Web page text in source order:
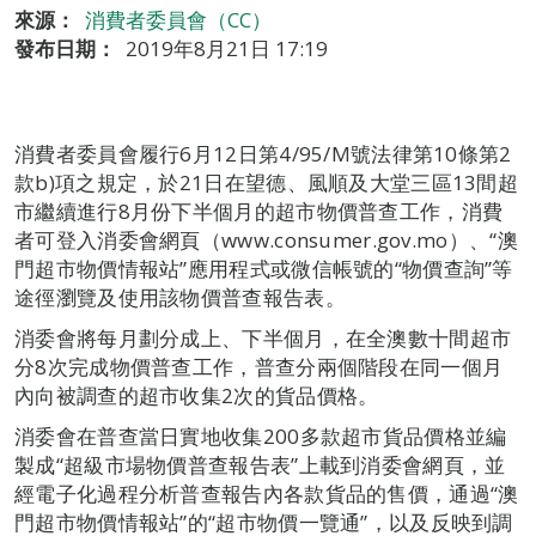
來源：
消費者委員會（CC）
發布日期：
2019年8月21日 17:19
消費者委員會履行6月12日第4/95/M號法律第10條第2
款b)項之規定，於21日在望德、風順及大堂三區13間超
市繼續進行8月份下半個月的超市物價普查工作，消費
者可登入消委會網頁（www.consumer.gov.mo）、“澳
門超市物價情報站”應用程式或微信帳號的“物價查詢”等
途徑瀏覽及使用該物價普查報告表。
消委會將每月劃分成上、下半個月，在全澳數十間超市
分8次完成物價普查工作，普查分兩個階段在同一個月
內向被調查的超市收集2次的貨品價格。
消委會在普查當日實地收集200多款超市貨品價格並編
製成“超級市場物價普查報告表”上載到消委會網頁，並
經電子化過程分析普查報告內各款貨品的售價，通過“澳
門超市物價情報站”的“超市物價一覽通”，以及反映到調